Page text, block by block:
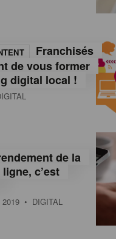
Franchisés
de vous former
digital local !
de la
c’est
• DIGITAL